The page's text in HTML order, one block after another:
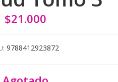
$21.000
9788412923872